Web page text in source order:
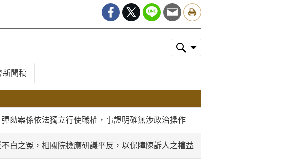
新聞稿
劾案係依法獨立行使職權，事證明確無涉政治操作
白之冤，相關院檢應研議平反，以保障陳訴人之權益